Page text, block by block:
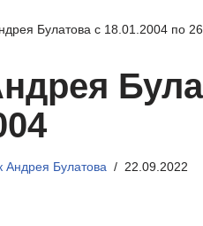
Булатова с 18.01.2004 по
Андрея Булатова 22.09.2022